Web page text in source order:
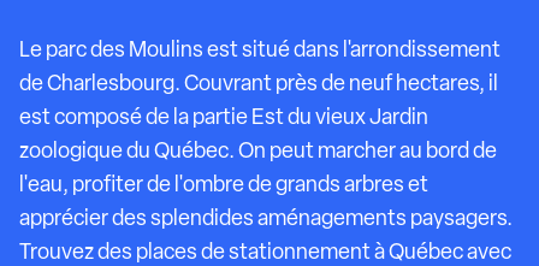
Le parc des Moulins est situé dans l'arrondissement
de Charlesbourg. Couvrant près de neuf hectares, il
est composé de la partie Est du vieux Jardin
zoologique du Québec. On peut marcher au bord de
l'eau, profiter de l'ombre de grands arbres et
apprécier des splendides aménagements paysagers.
Trouvez des places de stationnement à Québec avec